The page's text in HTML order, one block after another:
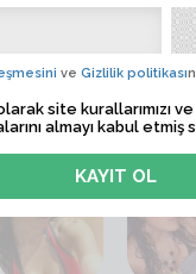
ÜYE ARA
VİTRİN
ve Gizlilik politikası
site kurallarımızı
almayı kabul etmiş